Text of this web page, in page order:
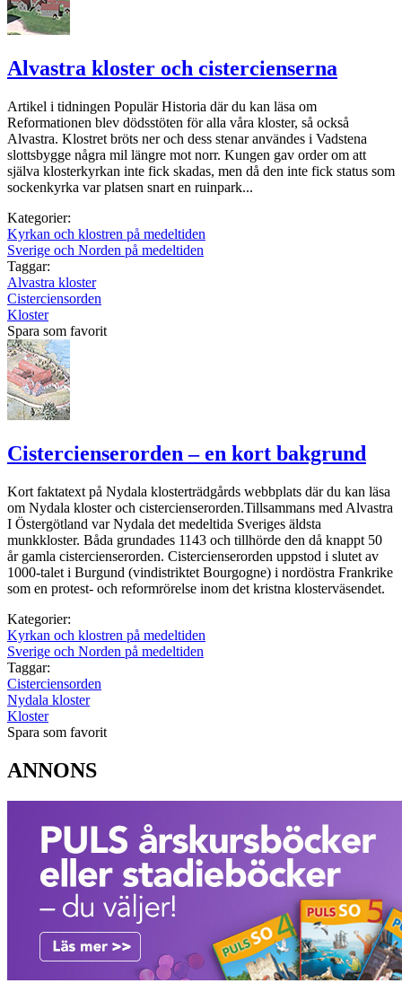
Alvastra kloster och cistercienserna
Artikel i tidningen Populär Historia där du kan läsa om
Reformationen blev dödsstöten för alla våra kloster, så också
Alvastra. Klostret bröts ner och dess stenar användes i Vadstena
slottsbygge några mil längre mot norr. Kungen gav order om att
själva klosterkyrkan inte fick skadas, men då den inte fick status som
sockenkyrka var platsen snart en ruinpark...
Kategorier:
Kyrkan och klostren på medeltiden
Sverige och Norden på medeltiden
Taggar:
Alvastra kloster
Cisterciensorden
Kloster
Spara som favorit
Cistercienserorden – en kort bakgrund
Kort faktatext på Nydala klosterträdgårds webbplats där du kan läsa
om Nydala kloster och cistercienserorden.Tillsammans med Alvastra
I Östergötland var Nydala det medeltida Sveriges äldsta
munkkloster. Båda grundades 1143 och tillhörde den då knappt 50
år gamla cistercienserorden. Cistercienserorden uppstod i slutet av
1000-talet i Burgund (vindistriktet Bourgogne) i nordöstra Frankrike
som en protest- och reformrörelse inom det kristna klosterväsendet.
Kategorier:
Kyrkan och klostren på medeltiden
Sverige och Norden på medeltiden
Taggar:
Cisterciensorden
Nydala kloster
Kloster
Spara som favorit
ANNONS